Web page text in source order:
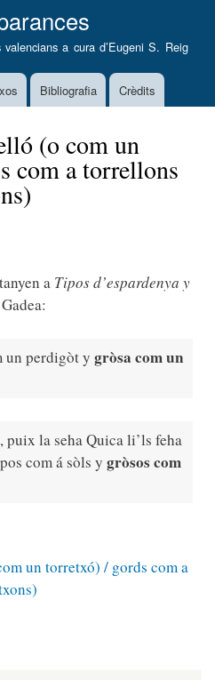
al
contingut
a cura d’Eugeni S. Reig
Bibliografia Crèdits
(o com un
com a torrellons
a Tipos d’espardenya y
perdigòt y gròsa com un
la seha Quica li’ls feha
com á sòls y gròsos com
un torretxó) / gords com a